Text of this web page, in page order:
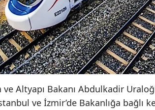
ve Altyapı Bakanı Abdulkadir
ve İzmir’de Bakanlığa bağlı